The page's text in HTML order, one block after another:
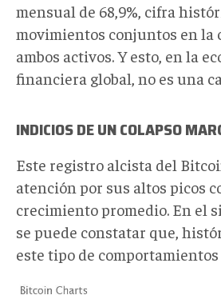
mensual de 68,9%, cifra
movimientos conjuntos en la
ambos activos. Y esto, en la
financiera global, no es una
INDICIOS DE UN COLAPSO
Este registro alcista del
atención por sus altos picos
crecimiento promedio. En el
se puede constatar que,
este tipo de